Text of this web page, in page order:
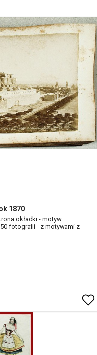
1870
okładki - motyw
fotografii - z motywami z